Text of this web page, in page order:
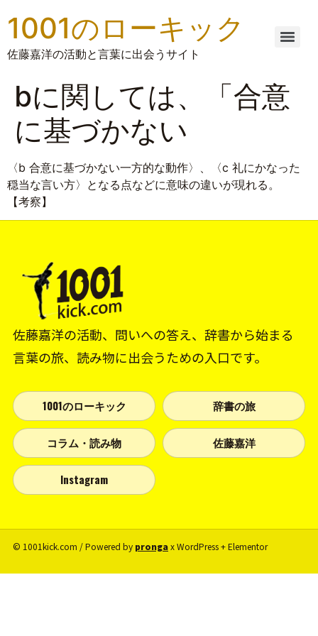
1001のローキック
佐藤嘉洋の活動と言葉に出会うサイト
bに関しては、「合意
に基づかない
〈b 合意に基づかない一方的な動作〉、〈c 礼にかなった
穏当な言い方〉となる点などに意味の違いが現れる。
【考察】
佐藤嘉洋の活動、問いへの答え、辞書から始まる
言葉の旅、読み物に出会うための入口です。
1001のローキック 辞書の旅
コラム・読み物 佐藤嘉洋
Instagram
© 1001kick.com / Powered by prongax WordPress + Elementor